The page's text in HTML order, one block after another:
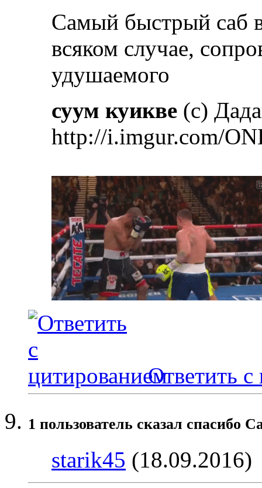
Самый быстрый саб
всяком случае,
удушаемого
суум куикве (с)
http://i.imgur.com/
Ответить с
1 пользователь сказал cпасибо
starik45 (18.09.2016)